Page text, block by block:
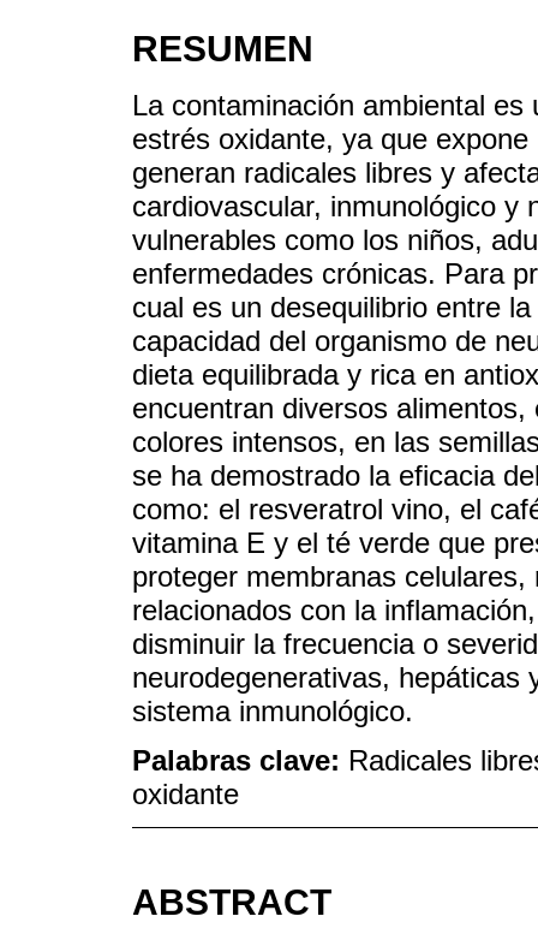
RESUMEN
La contaminación ambiental
estrés oxidante, ya que
generan radicales libres y
cardiovascular, inmunológico y
vulnerables como los niños,
enfermedades crónicas. Para
cual es un desequilibrio entre
capacidad del organismo de
dieta equilibrada y rica en
encuentran diversos
colores intensos, en las
se ha demostrado la eficacia
como: el resveratrol vino, el
vitamina E y el té verde que
proteger membranas
relacionados con la
disminuir la frecuencia o
neurodegenerativas,
sistema inmunológico.
Palabras clave: Radicales
oxidante
ABSTRACT